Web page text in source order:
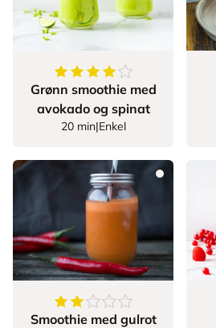
4.117647058823529
Grønn smoothie med
avokado og spinat
20 min|Enkel
2.8333333333333335
Smoothie med gulrot